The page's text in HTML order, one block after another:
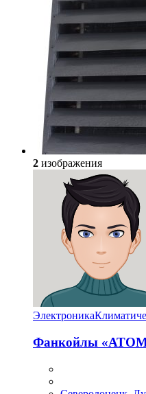
2 изображения
Электроника
Фанкойлы